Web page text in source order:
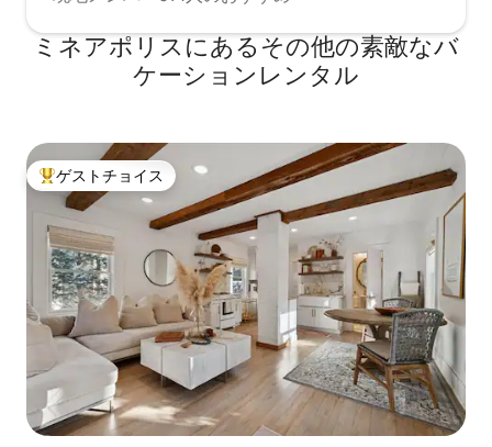
して、一生忘れられない魅力的な休暇を
過ごしましょう。 家に帰ってから、みん
なに話したくなることです！
ミネアポリスにあるその他の素敵なバ
ケーションレンタル
大好評のゲストチョイスです。
ゲストチョイス